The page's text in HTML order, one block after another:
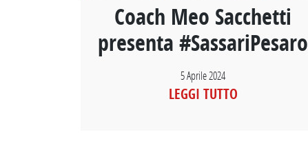
Coach Meo Sacchetti
presenta #SassariPesaro
5 Aprile 2024
LEGGI TUTTO